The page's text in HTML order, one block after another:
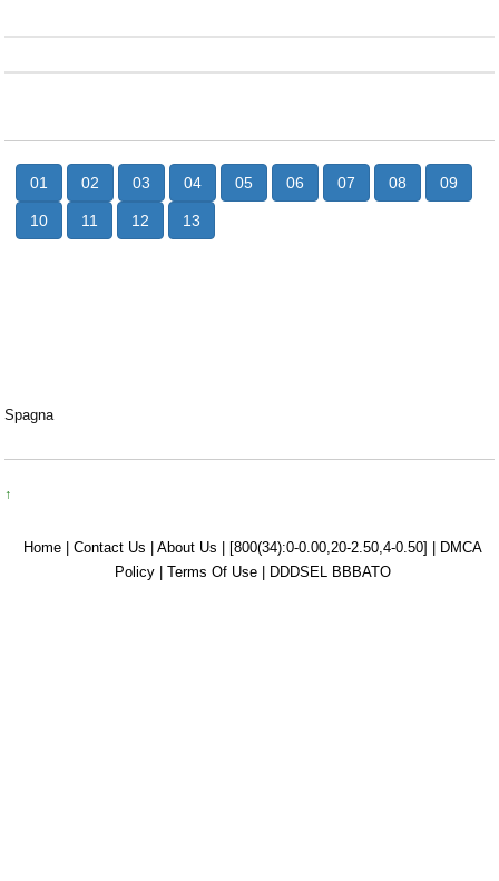
01 02 03 04 05 06 07 08 09
10 11 12 13
Spagna
↑
Home | Contact Us | About Us | [800(34):0-0.00,20-2.50,4-0.50] |
DMCA
Policy | Terms Of Use | DDDSEL BBBATO